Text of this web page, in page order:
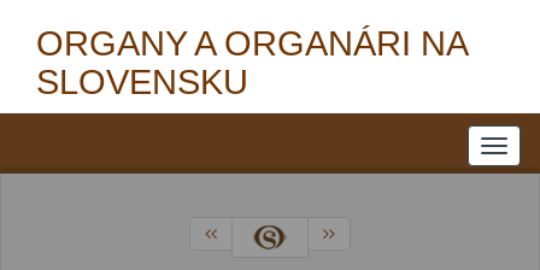
ORGANY A ORGANÁRI NA
SLOVENSKU